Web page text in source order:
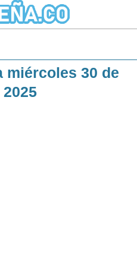
miércoles 30 de